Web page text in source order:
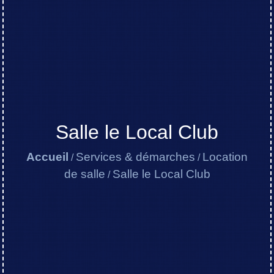
Salle le Local Club
Accueil / Services & démarches / Location
de salle / Salle le Local Club